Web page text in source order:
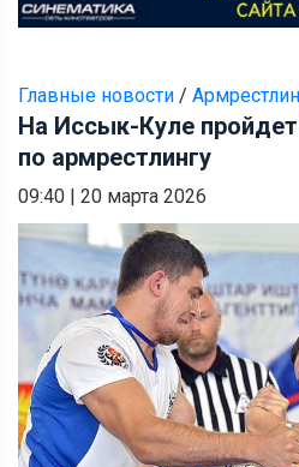
Главные новости /
На Иссык-Куле
по армрестлингу
09:40 | 20 марта 2026